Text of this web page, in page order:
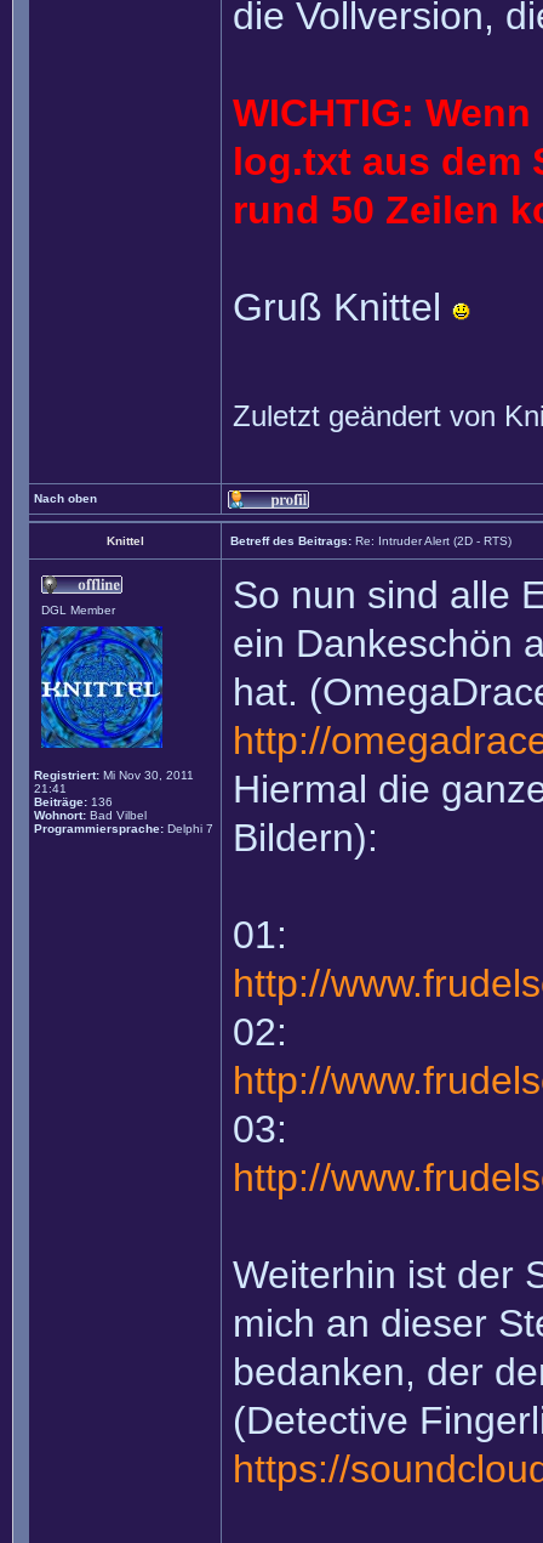
die Vollversion,
WICHTIG:
log.txt aus dem
rund 50 Zeilen
Gruß Knittel
Zuletzt geändert von
Nach oben
Knittel Betreff des Beitrags: Re: Intruder Alert (2D - RTS)
DGL Member
Registriert: Mi Nov 30, 2011
21:41
Beiträge: 136
Wohnort: Bad Vilbel
Programmiersprache: Delphi 7
So nun sind alle
ein Dankeschön
hat.
http://
Hiermal die
Bildern):
01:
http://
02:
http://
03:
http://
Weiterhin ist der
mich an dieser
bedanken, der
(Detective
https://